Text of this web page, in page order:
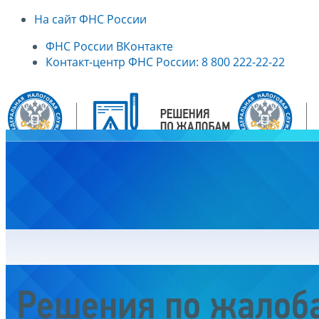
На сайт ФНС России
ФНС России ВКонтакте
Контакт-центр ФНС России: 8 800 222-22-22
Решения по